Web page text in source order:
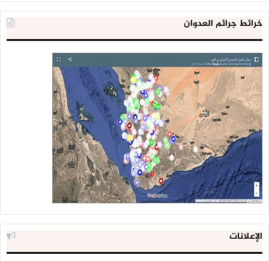
خرائط جرائم العدوان
الإعلانات